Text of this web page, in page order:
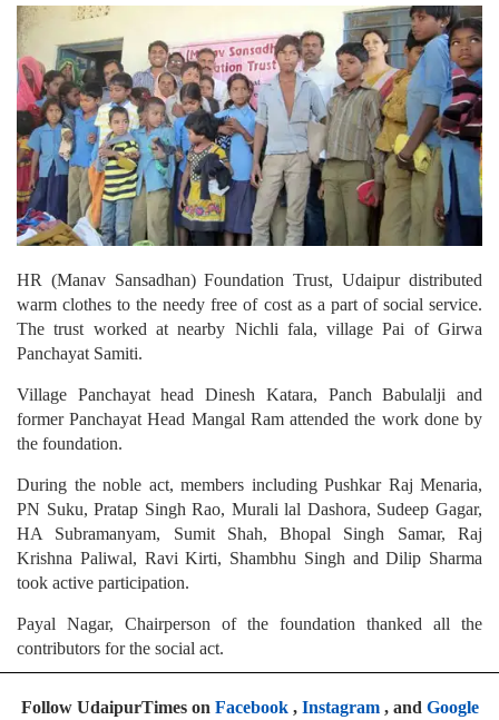
HR (Manav Sansadhan) Foundation Trust, Udaipur distributed
warm clothes to the needy free of cost as a part of social service.
The trust worked at nearby Nichli fala, village Pai of Girwa
Panchayat Samiti.
Village Panchayat head Dinesh Katara, Panch Babulalji and
former Panchayat Head Mangal Ram attended the work done by
the foundation.
During the noble act, members including Pushkar Raj Menaria,
PN Suku, Pratap Singh Rao, Murali lal Dashora, Sudeep Gagar,
HA Subramanyam, Sumit Shah, Bhopal Singh Samar, Raj
Krishna Paliwal, Ravi Kirti, Shambhu Singh and Dilip Sharma
took active participation.
Payal Nagar, Chairperson of the foundation thanked all the
contributors for the social act.
Follow UdaipurTimes on Facebook, Instagram, and Google